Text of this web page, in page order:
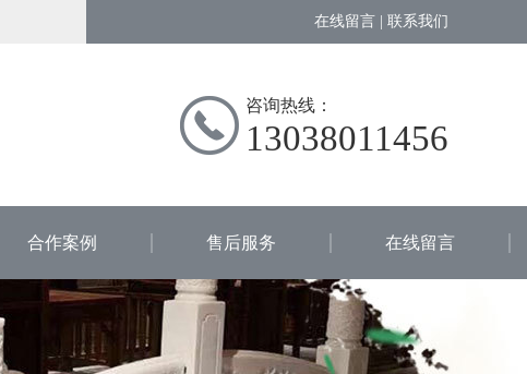
在线留言 联系我们
咨询热线：
13038011456
合作案例 售后服务 在线留言